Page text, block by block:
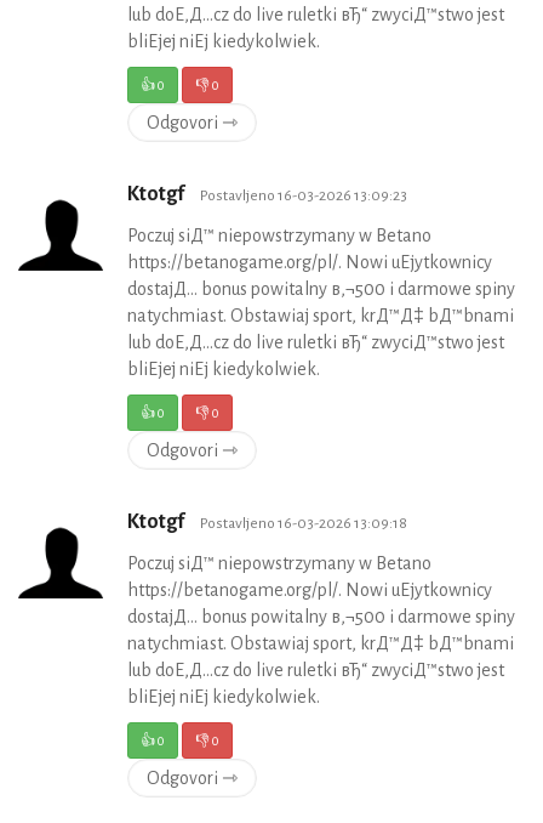
lub doЕ‚Д…cz do live ruletki вЂ“ zwyciД™stwo jest
bliЕјej niЕј kiedykolwiek.
👍0 👎0
Odgovori ⇾
Ktotgf Postavljeno 16-03-2026 13:09:23
Poczuj siД™ niepowstrzymany w Betano
https://betanogame.org/pl/. Nowi uЕјytkownicy
dostajД… bonus powitalny в‚¬500 i darmowe spiny
natychmiast. Obstawiaj sport, krД™Д‡ bД™bnami
lub doЕ‚Д…cz do live ruletki вЂ“ zwyciД™stwo jest
bliЕјej niЕј kiedykolwiek.
👍0 👎0
Odgovori ⇾
Ktotgf Postavljeno 16-03-2026 13:09:18
Poczuj siД™ niepowstrzymany w Betano
https://betanogame.org/pl/. Nowi uЕјytkownicy
dostajД… bonus powitalny в‚¬500 i darmowe spiny
natychmiast. Obstawiaj sport, krД™Д‡ bД™bnami
lub doЕ‚Д…cz do live ruletki вЂ“ zwyciД™stwo jest
bliЕјej niЕј kiedykolwiek.
👍0 👎0
Odgovori ⇾